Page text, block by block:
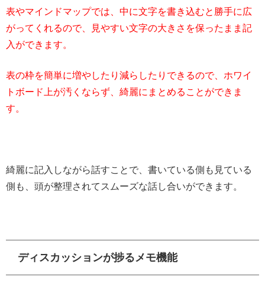
表やマインドマップでは、中に文字を書き込むと勝手に広
がってくれるので、見やすい文字の大きさを保ったまま記
入ができます。
表の枠を簡単に増やしたり減らしたりできるので、ホワイ
トボード上が汚くならず、綺麗にまとめることができま
す。
綺麗に記入しながら話すことで、書いている側も見ている
側も、頭が整理されてスムーズな話し合いができます。
ディスカッションが捗るメモ機能